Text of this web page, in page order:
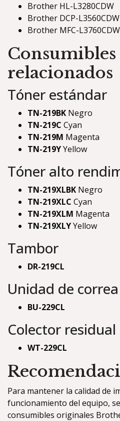
Brother HL-L3280CDW
Brother DCP-L3560CDW
Brother MFC-L3760CDW
Consumibles
relacionados
Tóner estándar
TN-219BK Negro
TN-219C Cyan
TN-219M Magenta
TN-219YYellow
Tóner alto
TN-219XLBK Negro
TN-219XLC Cyan
TN-219XLM Magenta
TN-219XLYYellow
Tambor
DR-219CL
Unidad de correa
BU-229CL
Colector residual
WT-229CL
Para mantener la calidad de
funcionamiento del equipo,
consumibles originales